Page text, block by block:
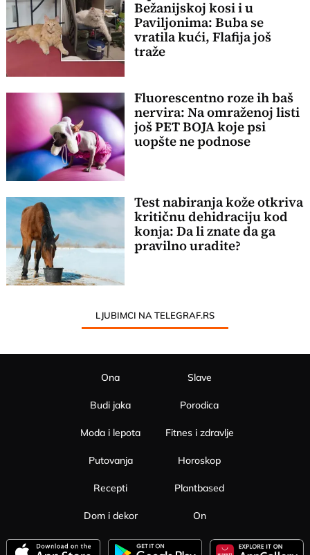
Bežanijskoj kosi i u
Paviljonima: Buba se
vratila kući, Flafija još
traže
Fluorescentno roze ih baš
nervira: Na omraženoj listi
još PET BOJA koje psi
uopšte ne podnose
Test nabiranja kože otkriva
kritičnu dehidraciju kod
konja: Da li znate da ga
pravilno uradite?
LJUBIMCI NA TELEGRAF.RS
Ona
Budi jaka
Moda i lepota
Slave
Porodica
Fitnes i zdravlje
Putovanja
Recepti
Dom i dekor
Horoskop
Plantbased
On